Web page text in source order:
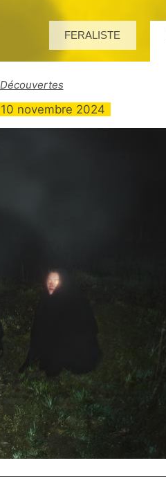
FERALISTE
Découvertes
10 novembre 2024